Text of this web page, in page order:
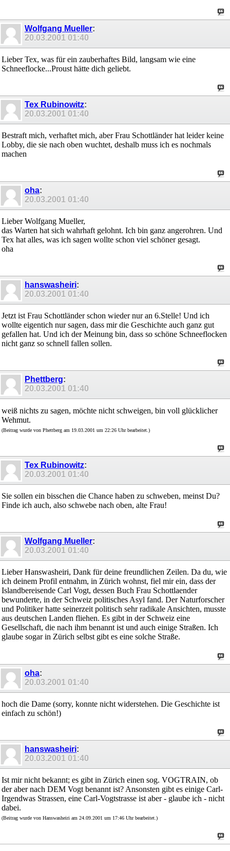
Wolfgang Mueller:
20.03.2001 01:40
Lieber Tex, was für ein zauberhaftes Bild, langsam wie eine
Schneeflocke...Proust hätte dich geliebt.
Tex Rubinowitz:
20.03.2001 01:40
Bestraft mich, verhaftet mich, aber Frau Schottländer hat leider keine
Lobby, die sie nach oben wuchtet, deshalb muss ich es nochmals
machen
oha:
20.03.2001 01:40
Lieber Wolfgang Mueller,
das Warten hat sich wahrhaft gelohnt. Ich bin ganz angerohren. Und
Tex hat alles, was ich sagen wollte schon viel schöner gesagt.
oha
hanswasheiri:
20.03.2001 01:40
Jetzt ist Frau Schottländer schon wieder nur an 6.Stelle! Und ich
wollte eigentich nur sagen, dass mir die Geschichte auch ganz gut
gefallen hat. Und ich der Meinung bin, dass so schöne Schneeflocken
nicht ganz so schnell fallen sollen.
Phettberg:
20.03.2001 01:40
weiß nichts zu sagen, möchte nicht schweigen, bin voll glücklicher
Wehmut.
(Beitrag wurde von Phettberg am 19.03.2001 um 22:26 Uhr bearbeitet.)
Tex Rubinowitz:
20.03.2001 01:40
Sie sollen ein bisschen die Chance haben zu schweben, meinst Du?
Finde ich auch, also schwebe nach oben, alte Frau!
Wolfgang Mueller:
20.03.2001 01:40
Lieber Hanswasheiri, Dank für deine freundlichen Zeilen. Da du, wie
ich deinem Profil entnahm, in Zürich wohnst, fiel mir ein, dass der
Islandbereisende Carl Vogt, dessen Buch Frau Schottlaender
bewunderte, in der Schweiz politisches Asyl fand. Der Naturforscher
und Politiker hatte seinerzeit politisch sehr radikale Ansichten, musste
aus deutschen Landen fliehen. Es gibt in der Schweiz eine
Gesellschaft, die nach ihm benannt ist und auch einige Straßen. Ich
glaube sogar in Zürich selbst gibt es eine solche Straße.
oha:
20.03.2001 01:40
hoch die Dame (sorry, konnte nicht widerstehen. Die Geschichte ist
einfach zu schön!)
hanswasheiri:
20.03.2001 01:40
Ist mir nicht bekannt; es gibt in Zürich einen sog. VOGTRAIN, ob
der aber nach DEM Vogt benannt ist? Ansonsten gibt es einige Carl-
Irgendwas Strassen, eine Carl-Vogtstrasse ist aber - glaube ich - nicht
dabei.
(Beitrag wurde von Hanswasheiri am 24.09.2001 um 17:46 Uhr bearbeitet.)